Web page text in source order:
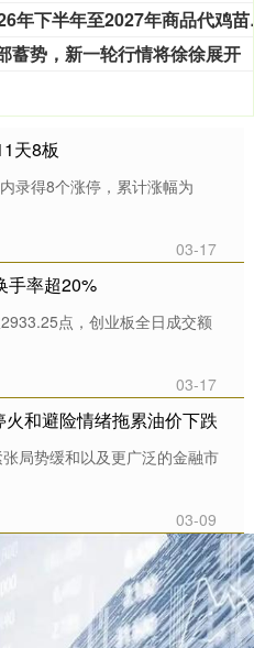
益生股
蓄势，新一轮行情将徐徐展开
天8板
录得8个涨停，累计涨幅为
03-17
手率超20%
点，创业板全日成交额
03-17
和避险情绪拖累油价下跌
局势缓和以及更广泛的金融市
03-09